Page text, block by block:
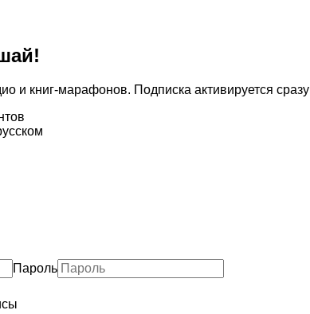
и книг-марафонов. Подписка активируется
Пароль